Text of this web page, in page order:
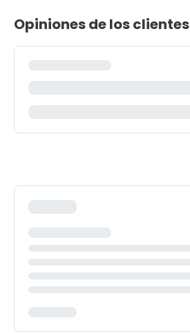
Opiniones de los clientes